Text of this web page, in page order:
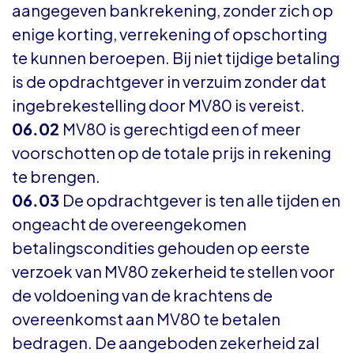
aangegeven bankrekening, zonder zich op
enige korting, verrekening of opschorting
te kunnen beroepen. Bij niet tijdige betaling
is de opdrachtgever in verzuim zonder dat
ingebrekestelling door MV80 is vereist.
06.02 MV80 is gerechtigd een of meer
voorschotten op de totale prijs in rekening
te brengen.
06.03 De opdrachtgever is ten alle tijden en
ongeacht de overeengekomen
betalingscondities gehouden op eerste
verzoek van MV80 zekerheid te stellen voor
de voldoening van de krachtens de
overeenkomst aan MV80 te betalen
bedragen. De aangeboden zekerheid zal